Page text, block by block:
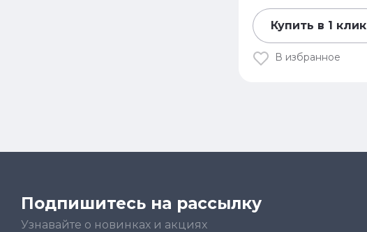
Купить в 1 клик
В избранное
Подпишитесь на рассылку
Узнавайте о новинках и акциях